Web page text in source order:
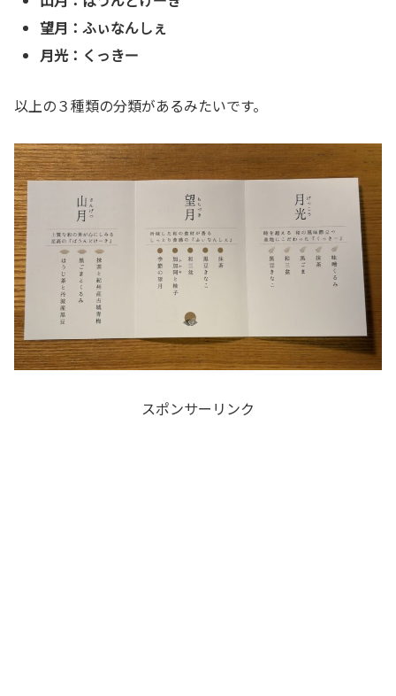
望月：ふぃなんしぇ
月光：くっきー
以上の３種類の分類があるみたいです。
スポンサーリンク